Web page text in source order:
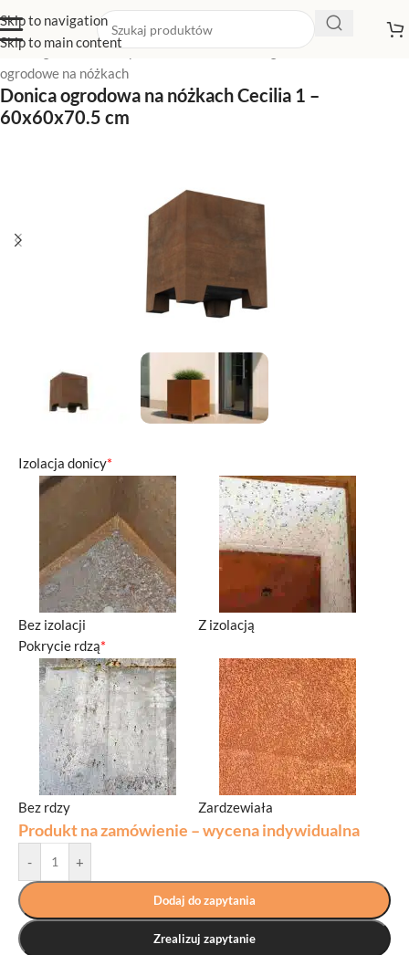
Skip to navigation
Skip to main content
Strona główna/Sklep z donicami/Donice ogrodowe
ogrodowe na nóżkach
Donica ogrodowa na nóżkach Cecilia 1 –
60x60x70.5 cm
*
Izolacja donicy
Bez izolacji
Z izolacją
*
Pokrycie rdzą
Bez rdzy Zardzewiała
Produkt na zamówienie – wycena indywidualna
- +
Dodaj do zapytania
Zrealizuj zapytanie